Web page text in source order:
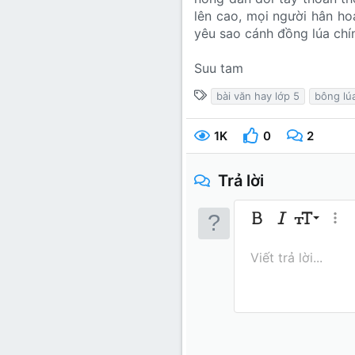
lên cao, mọi người hân
yêu sao cánh đồng lúa
Suu tam
T
k
bài văn hay lớp 5 bông
1K 0 2
Trả lời
Bold In nghiêng
Kích thước
9
18
Màu chữPhông chữArial
Gạch ngang
Mặt cười
MediaTrích dẫn
RedoXóa định dạng
Toggle BB
Viết trả lời...